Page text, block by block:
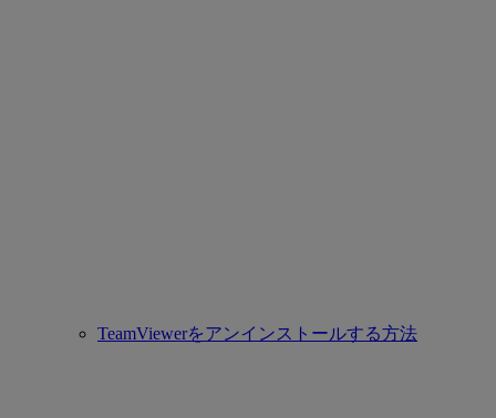
TeamViewerをアンインストールする方法